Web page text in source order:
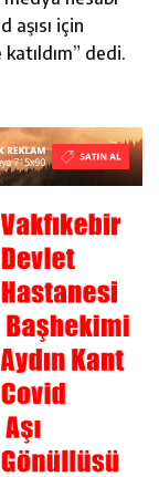
için
dedi.